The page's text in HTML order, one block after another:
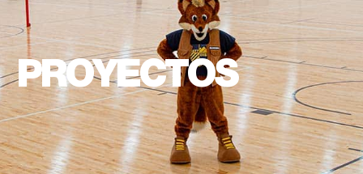
Profesionales
Quiénes somos
PROYECTOS